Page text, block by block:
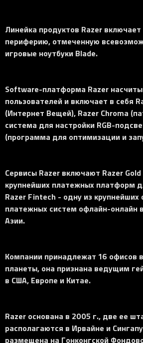
Линейка продуктов Razer
периферию, отмеченную
игровые ноутбуки Blade.
Software-платформа Razer
пользователей и включает в себя
(Интернет Вещей), Razer Chroma
система для настройки RGB-
(программа для оптимизации и
Сервисы Razer включают Razer
крупнейших платежных платформ
Razer Fintech - одну из
платежных систем офлайн-онлайн
Азии.
Компании принадлежат 16 офисов
планеты, она признана ведущим
в США, Европе и Китае.
Razer основана в 2005 г., две ее
располагаются в Ирвайне и
размещена на Гонконгской